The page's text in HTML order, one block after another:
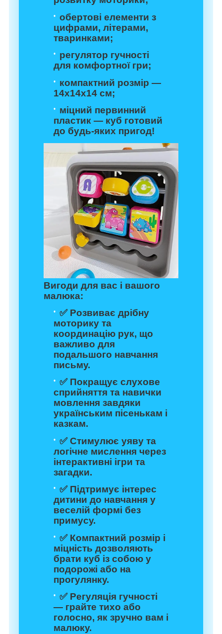
обертові елементи з
цифрами, літерами,
тваринками;
регулятор гучності
для комфортної гри;
компактний розмір —
14х14х14 см;
міцний первинний
пластик — куб готовий
до будь-яких пригод!
Вигоди для вас і вашого
малюка:
✅ Розвиває дрібну
моторику та
координацію рук, що
важливо для
подальшого навчання
письму.
✅ Покращує слухове
сприйняття та навички
мовлення завдяки
українським пісенькам і
казкам.
✅ Стимулює уяву та
логічне мислення через
інтерактивні ігри та
загадки.
✅ Підтримує інтерес
дитини до навчання у
веселій формі без
примусу.
✅ Компактний розмір і
міцність дозволяють
брати куб із собою у
подорожі або на
прогулянку.
✅ Регуляція гучності
— грайте тихо або
голосно, як зручно вам і
малюку.